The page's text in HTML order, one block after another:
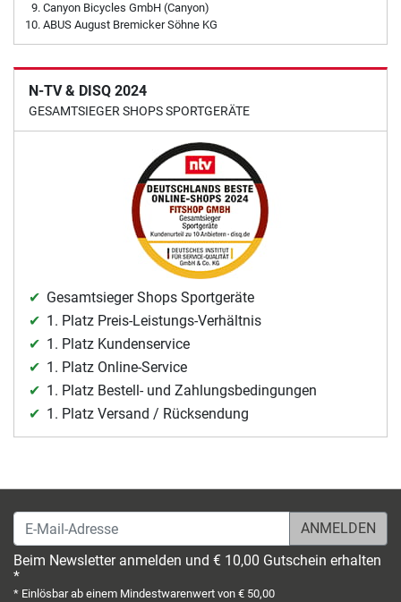
Canyon Bicycles GmbH (Canyon)
ABUS August Bremicker Söhne KG
N-TV & DISQ 2024
GESAMTSIEGER SHOPS SPORTGERÄTE
Gesamtsieger Shops Sportgeräte
1. Platz Preis-Leistungs-Verhältnis
1. Platz Kundenservice
1. Platz Online-Service
1. Platz Bestell- und Zahlungsbedingungen
1. Platz Versand / Rücksendung
E-Mail-Adresse
Beim Newsletter anmelden und € 10,00 Gutschein erhalten
*
* Einlösbar ab einem Mindestwarenwert von € 50,00